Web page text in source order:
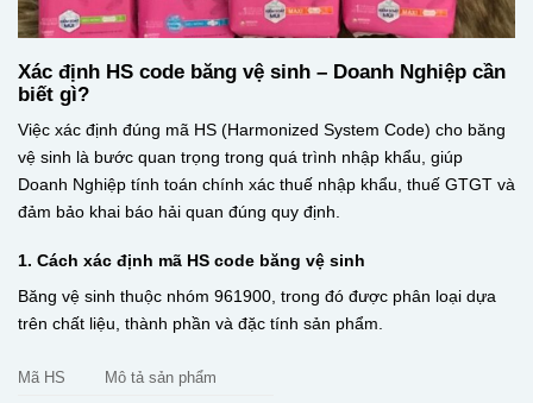
Xác định HS code băng vệ sinh – Doanh Nghiệp cần
biết gì?
Việc xác định đúng mã HS (Harmonized System Code) cho băng
vệ sinh là bước quan trọng trong quá trình nhập khẩu, giúp
Doanh Nghiệp tính toán chính xác thuế nhập khẩu, thuế GTGT và
đảm bảo khai báo hải quan đúng quy định.
1. Cách xác định mã HS code băng vệ sinh
Băng vệ sinh thuộc nhóm 961900, trong đó được phân loại dựa
trên chất liệu, thành phần và đặc tính sản phẩm.
Mã HS Mô tả sản phẩm